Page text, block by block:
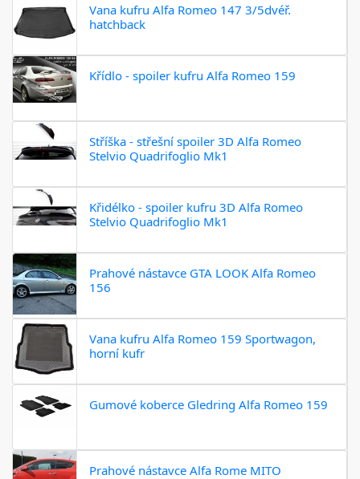
Vana kufru Alfa Romeo 147 3/5dvéř.
hatchback
Křídlo - spoiler kufru Alfa Romeo 159
Stříška - střešní spoiler 3D Alfa Romeo
Stelvio Quadrifoglio Mk1
Křidélko - spoiler kufru 3D Alfa Romeo
Stelvio Quadrifoglio Mk1
Prahové nástavce GTA LOOK Alfa Romeo
156
Vana kufru Alfa Romeo 159 Sportwagon,
horní kufr
Gumové koberce Gledring Alfa Romeo 159
Prahové nástavce Alfa Rome MITO